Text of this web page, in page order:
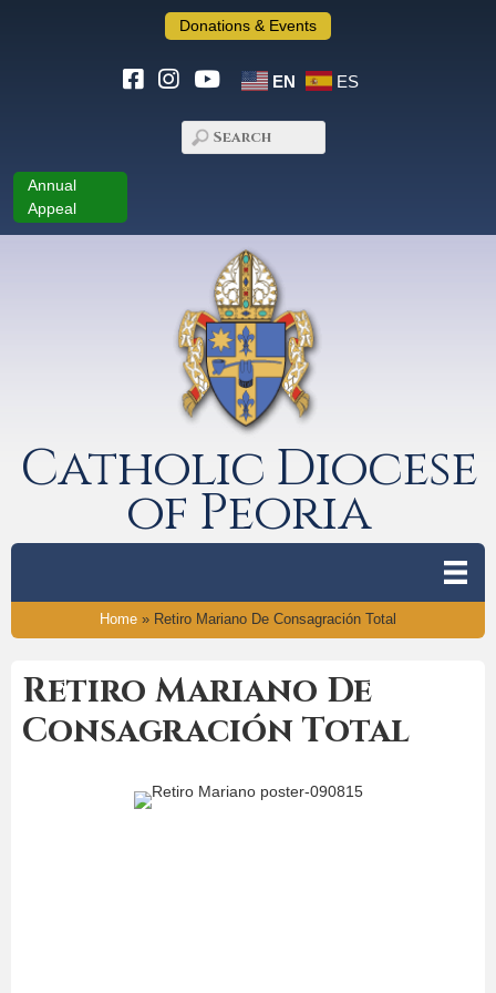
Donations & Events
EN ES
Annual
Appeal
Catholic Diocese
of Peoria
Home » Retiro Mariano De Consagración Total
Retiro Mariano De
Consagración Total